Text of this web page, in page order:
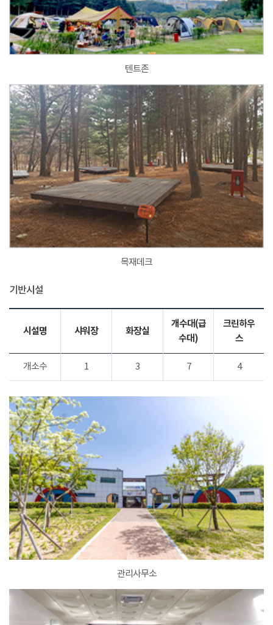
텐트존
목재데크
기반시설
시설명 샤워장 화장실
개수대(급
수대)
크린하우
스
개소수 1 3 7 4
관리사무소